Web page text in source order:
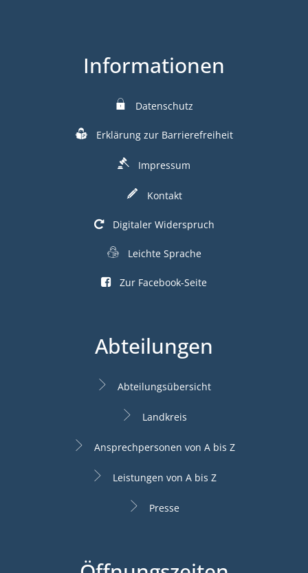
Informationen
Datenschutz
Erklärung zur Barrierefreiheit
Impressum
Kontakt
Digitaler Widerspruch
Leichte Sprache
Zur Facebook-Seite
Abteilungen
Abteilungsübersicht
Landkreis
Ansprechpersonen von A bis Z
Leistungen von A bis Z
Presse